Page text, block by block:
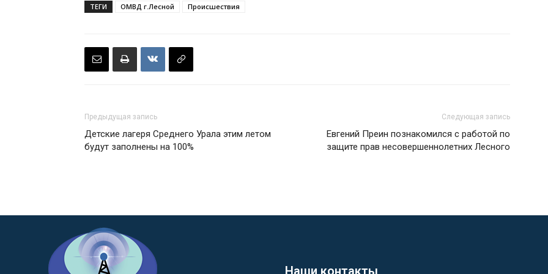
ТЕГИ ОМВД г.Лесной Происшествия
Предыдущая запись
Детские лагеря Среднего Урала этим летом
будут заполнены на 100%
Следующая запись
Евгений Преин познакомился с работой по
защите прав несовершеннолетних Лесного
Наши контакты